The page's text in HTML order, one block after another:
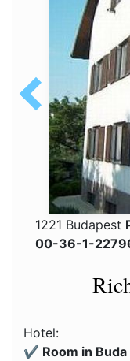
1221 Budapest
00-36-1-
Hotel:
✔️ Room in Buda